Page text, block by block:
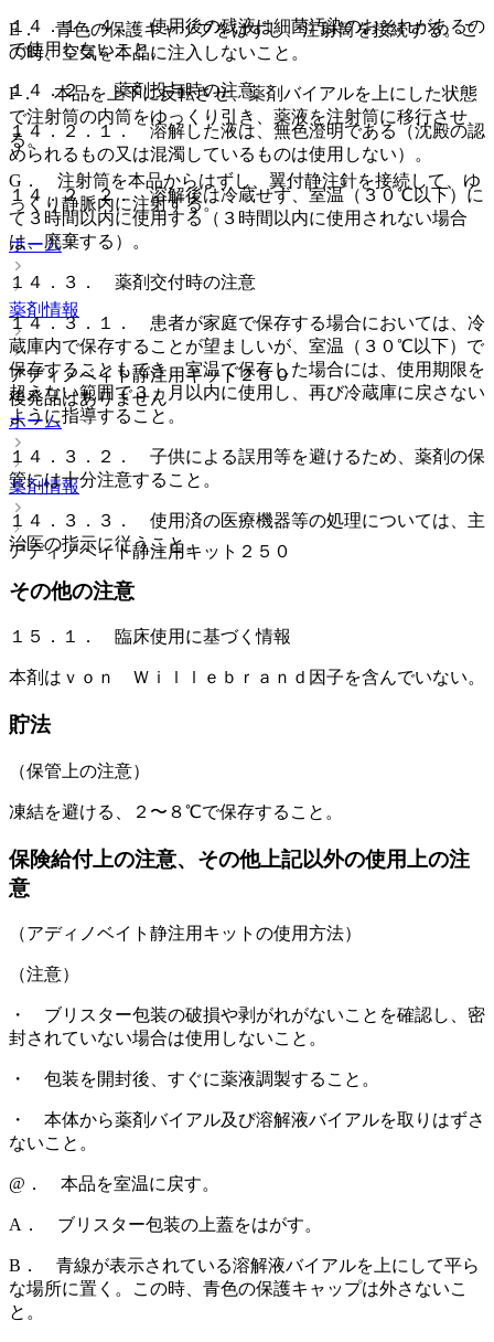
E． 青色の保護キャップをはずし、注射筒を接続する。こ
の時、空気を本品に注入しないこと。
F． 本品を上下に反転させ、薬剤バイアルを上にした状態
で注射筒の内筒をゆっくり引き、薬液を注射筒に移行させ
る。
G． 注射筒を本品からはずし、翼付静注針を接続して、ゆ
っくり静脈内に注射する。
ホーム
薬剤情報
アディノベイト静注用キット２５０
後発品はありません
ホーム
薬剤情報
アディノベイト静注用キット２５０
１４．１．４． 使用後の残液は細菌汚染のおそれがあるの
で使用しないこと。
１４．２． 薬剤投与時の注意
１４．２．１． 溶解した液は、無色澄明である（沈殿の認
められるもの又は混濁しているものは使用しない）。
１４．２．２． 溶解後は冷蔵せず、室温（３０℃以下）に
て３時間以内に使用する（３時間以内に使用されない場合
は、廃棄する）。
１４．３． 薬剤交付時の注意
１４．３．１． 患者が家庭で保存する場合においては、冷
蔵庫内で保存することが望ましいが、室温（３０℃以下）で
保存することもでき、室温で保存した場合には、使用期限を
超えない範囲で３ヵ月以内に使用し、再び冷蔵庫に戻さない
ように指導すること。
１４．３．２． 子供による誤用等を避けるため、薬剤の保
管には十分注意すること。
１４．３．３． 使用済の医療機器等の処理については、主
治医の指示に従うこと。
その他の注意
１５．１． 臨床使用に基づく情報
本剤はｖｏｎ Ｗｉｌｌｅｂｒａｎｄ因子を含んでいない。
貯法
（保管上の注意）
凍結を避ける、２〜８℃で保存すること。
保険給付上の注意、その他上記以外の使用上の注
意
（アディノベイト静注用キットの使用方法）
（注意）
・ ブリスター包装の破損や剥がれがないことを確認し、密
封されていない場合は使用しないこと。
・ 包装を開封後、すぐに薬液調製すること。
・ 本体から薬剤バイアル及び溶解液バイアルを取りはずさ
ないこと。
@． 本品を室温に戻す。
A． ブリスター包装の上蓋をはがす。
B． 青線が表示されている溶解液バイアルを上にして平ら
な場所に置く。この時、青色の保護キャップは外さないこ
と。